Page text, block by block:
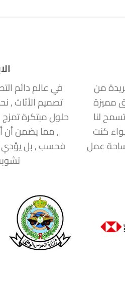
من
مميزة
لنا
كنت
عمل
في عالم دائم
تصميم الأثاث ,
حلول مبتكرة
, مما يضمن أن
فحسب , بل يؤدي